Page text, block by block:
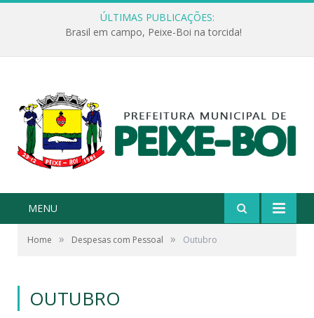
ÚLTIMAS PUBLICAÇÕES:
Brasil em campo, Peixe-Boi na torcida!
MENU
Home » Despesas com Pessoal » Outubro
OUTUBRO